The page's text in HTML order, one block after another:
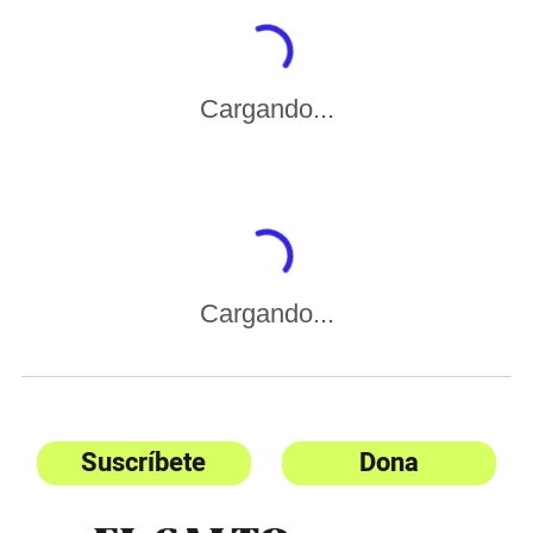
Cargando...
Cargando...
Suscríbete Dona